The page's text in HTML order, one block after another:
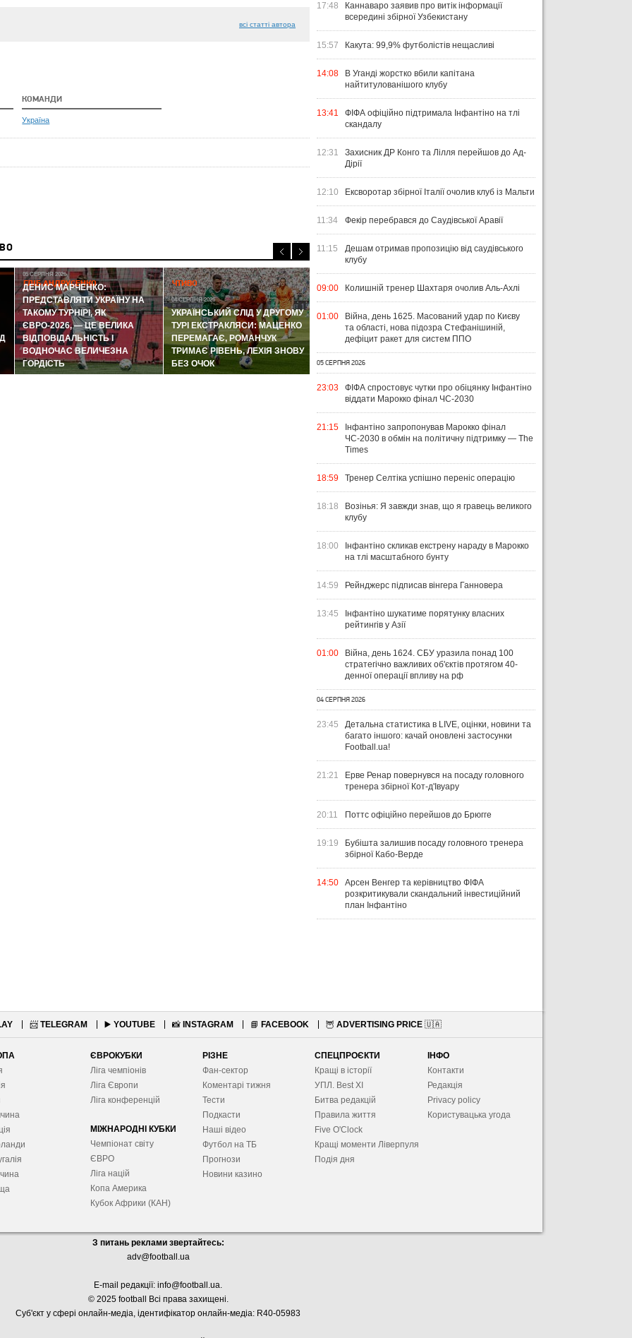
всі статті автора
КОМАНДИ
Україна
ГЛІБ АНДРУСЕНКО
05 СЕРПНЯ 2026
ДЕНИС МАРЧЕНКО:
ПРЕДСТАВЛЯТИ УКРАЇНУ НА
ТАКОМУ ТУРНІРІ, ЯК
ЄВРО-2026, — ЦЕ ВЕЛИКА
ВІДПОВІДАЛЬНІСТЬ І
ВОДНОЧАС ВЕЛИЧЕЗНА
ГОРДІСТЬ
ЧТИВО
04 СЕРПНЯ 2026
УКРАЇНСЬКИЙ СЛІД У ДРУГОМУ
ТУРІ ЕКСТРАКЛЯСИ: МАЦЕНКО
ПЕРЕМАГАЄ, РОМАНЧУК
ТРИМАЄ РІВЕНЬ, ЛЕХІЯ ЗНОВУ
БЕЗ ОЧОК
УКРАЇНА
31 ЛИПНЯ 2026
УПЛ-2026/27. ПРЕДСТАВЛЕННЯ
КОМАНД
ЛІГА ЄВРОПИ
31 ЛИПНЯ 2026
ВІСІМ МАТЧІВ — НУЛЬ
ПЕРЕМОГ: ЯК ДИНАМО, ЛНЗ ТА
ПОЛІССЯ ВИСТУПИЛИ НА
17:48
Каннаваро заявив про витік інформації
всередині збірної Узбекистану
15:57 Какута: 99,9% футболістів нещасливі
14:08
В Уганді жорстко вбили капітана
найтитулованішого клубу
13:41
ФІФА офіційно підтримала Інфантіно на тлі
скандалу
12:31
Захисник ДР Конго та Лілля перейшов до Ад-
Дірії
12:10 Ексворотар збірної Італії очолив клуб із Мальти
11:34 Фекір перебрався до Саудівської Аравії
11:15
Дешам отримав пропозицію від саудівського
клубу
09:00 Колишній тренер Шахтаря очолив Аль-Ахлі
01:00
Війна, день 1625. Масований удар по Києву
та області, нова підозра Стефанішиній,
дефіцит ракет для систем ППО
05 СЕРПНЯ 2026
23:03
ФІФА спростовує чутки про обіцянку Інфантіно
віддати Марокко фінал ЧС-2030
21:15
Інфантіно запропонував Марокко фінал
ЧС-2030 в обмін на політичну підтримку — The
Times
18:59 Тренер Селтіка успішно переніс операцію
18:18
Возінья: Я завжди знав, що я гравець великого
клубу
18:00
Інфантіно скликав екстрену нараду в Марокко
на тлі масштабного бунту
14:59 Рейнджерс підписав вінгера Ганновера
13:45
Інфантіно шукатиме порятунку власних
рейтингів у Азії
01:00
Війна, день 1624. СБУ уразила понад 100
стратегічно важливих об'єктів протягом 40-
денної операції впливу на рф
04 СЕРПНЯ 2026
23:45
Детальна статистика в LIVE, оцінки, новини та
багато іншого: качай оновлені застосунки
Football.ua!
21:21
Ерве Ренар повернувся на посаду головного
тренера збірної Кот-д'Івуару
20:11 Поттс офіційно перейшов до Брюгге
19:19
Бубішта залишив посаду головного тренера
збірної Кабо-Верде
14:50
Арсен Венгер та керівництво ФІФА
розкритикували скандальний інвестиційний
план Інфантіно
📨 TELEGRAM ▶️ YOUTUBE 📸 INSTAGRAM 📘 FACEBOOK 🦉 ADVERTISING PRICE 🇺🇦
ЄВРОКУБКИ
Ліга чемпіонів
Ліга Європи
Ліга конференцій
МІЖНАРОДНІ КУБКИ
Чемпіонат світу
ЄВРО
Ліга націй
Копа Америка
Кубок Африки (КАН)
РІЗНЕ
Фан-сектор
Коментарі тижня
Тести
Подкасти
Наші відео
Футбол на ТБ
Прогнози
Новини казино
СПЕЦПРОЄКТИ
Кращі в історії
УПЛ. Best XІ
Битва редакцій
Правила життя
Five O'Clock
Кращі моменти Ліверпуля
Подія дня
ІНФО
Контакти
Редакція
Privacy policy
Користувацька угода
З питань реклами звертайтесь:
adv@football.ua
E-mail редакції: info@football.ua.
© 2025 football Всі права захищені.
Суб'єкт у сфері онлайн-медіа, ідентифікатор онлайн-медіа: R40-05983